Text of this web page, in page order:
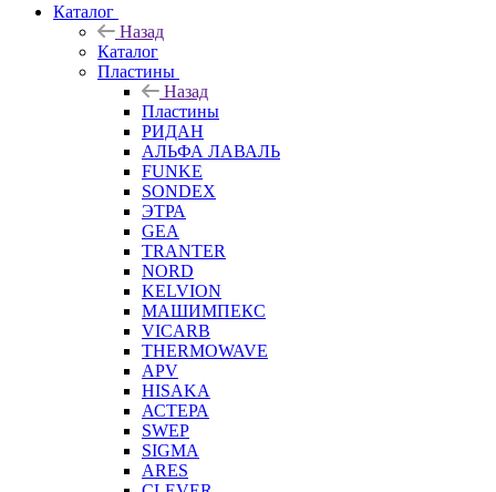
Каталог
Назад
Каталог
Пластины
Назад
Пластины
РИДАН
АЛЬФА ЛАВАЛЬ
FUNKE
SONDEX
ЭТРА
GEA
TRANTER
NORD
KELVION
МАШИМПЕКС
VICARB
THERMOWAVE
APV
HISAKA
АСТЕРА
SWEP
SIGMA
ARES